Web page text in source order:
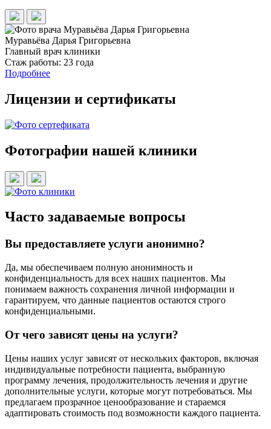
Муравьёва Дарья Григорьевна
Главный врач клиники
Стаж работы: 23 года
Подробнее
Лицензии и сертификаты
Фотографии нашей клиники
Часто задаваемые вопросы
Вы предоставляете услуги анонимно?
Да, мы обеспечиваем полную анонимность и
конфиденциальность для всех наших пациентов. Мы
понимаем важность сохранения личной информации и
гарантируем, что данные пациентов остаются строго
конфиденциальными.
От чего зависят цены на услуги?
Цены наших услуг зависят от нескольких факторов, включая
индивидуальные потребности пациента, выбранную
программу лечения, продолжительность лечения и другие
дополнительные услуги, которые могут потребоваться. Мы
предлагаем прозрачное ценообразование и стараемся
адаптировать стоимость под возможности каждого пациента.